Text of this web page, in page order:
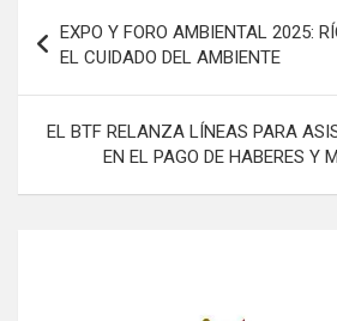
de
entradas
EXPO Y FORO AMBIENTAL 2025:
EL CUIDADO DEL AMBIENTE
EL BTF RELANZA LÍNEAS PARA
EN EL PAGO DE HABERES Y